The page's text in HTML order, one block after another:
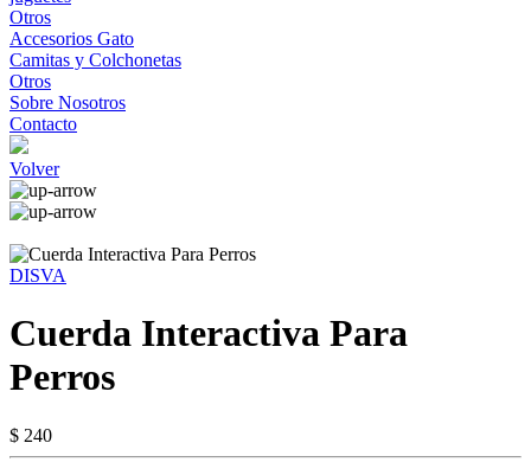
Otros
Accesorios Gato
Camitas y Colchonetas
Otros
Sobre Nosotros
Contacto
Volver
DISVA
Cuerda Interactiva Para
Perros
$ 240